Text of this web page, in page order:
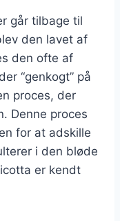
går tilbage til
den lavet af
den ofte af
“genkogt” på
proces, der
Denne proces
for at adskille
i den bløde
er kendt